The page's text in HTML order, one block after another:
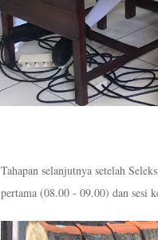
Tahapan selanjutnya setelah
pertama (08.00 - 09.00) dan sesi